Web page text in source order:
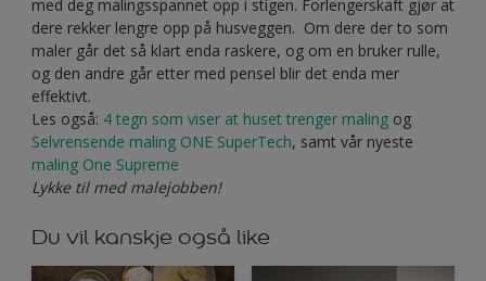
med deg malingsspannet opp i stigen. Forlengerskaft gjør at
dere rekker lengre opp på husveggen. Om dere der to som
maler går det så klart enda raskere, og om en bruker rulle,
og den andre går etter med pensel blir det enda mer
effektivt.
Les også: 4 tegn som viser at huset trenger maling og
Selvrensende maling ONE SuperTech, samt vår nyeste
maling One Supreme
Lykke til med malejobben!
Du vil kanskje også like